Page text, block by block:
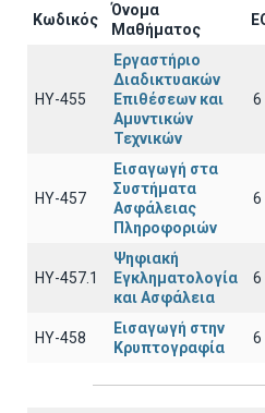
Κωδικός
Όνομα
Μαθήματος
ΗΥ-455
Εργαστήριο
Διαδικτυακών
Επιθέσεων και
Αμυντικών
Τεχνικών
6
ΗΥ-457
Εισαγωγή στα
Συστήματα
Ασφάλειας
Πληροφοριών
6
ΗΥ-457.1
Ψηφιακή
Εγκληματολογία
και Ασφάλεια
6
ΗΥ-458
Εισαγωγή στην
Κρυπτογραφία
6